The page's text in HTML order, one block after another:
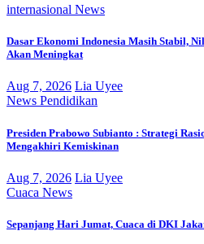
internasional News
Dasar Ekonomi Indonesia Masih Stabil,
Akan Meningkat
Aug 7, 2026 Lia Uyee
News Pendidikan
Presiden Prabowo Subianto : Strategi
Mengakhiri Kemiskinan
Aug 7, 2026 Lia Uyee
Cuaca News
Sepanjang Hari Jumat, Cuaca di DKI